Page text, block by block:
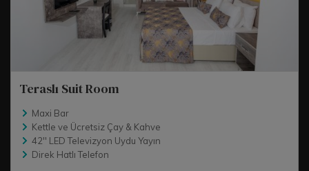
Teraslı Suit Room
Maxi Bar
Kettle ve Ücretsiz Çay & Kahve
42'' LED Televizyon Uydu Yayın
Direk Hatlı Telefon